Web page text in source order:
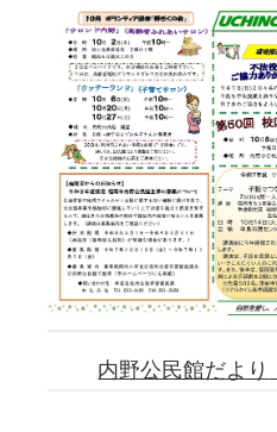
内野公民館だより